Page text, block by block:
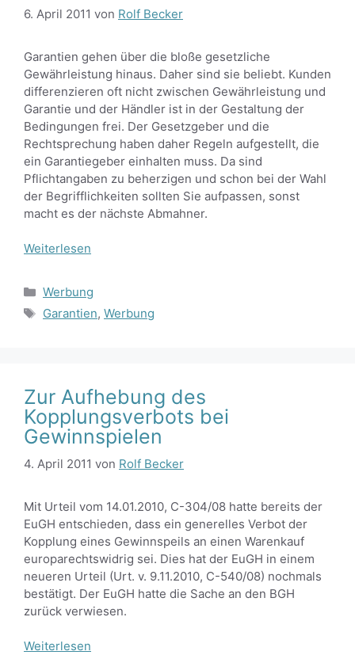
6. April 2011 von Rolf Becker
Garantien gehen über die bloße gesetzliche
Gewährleistung hinaus. Daher sind sie beliebt. Kunden
differenzieren oft nicht zwischen Gewährleistung und
Garantie und der Händler ist in der Gestaltung der
Bedingungen frei. Der Gesetzgeber und die
Rechtsprechung haben daher Regeln aufgestellt, die
ein Garantiegeber einhalten muss. Da sind
Pflichtangaben zu beherzigen und schon bei der Wahl
der Begrifflichkeiten sollten Sie aufpassen, sonst
macht es der nächste Abmahner.
Weiterlesen
Kategorien
Werbung
Schlagwörter
Garantien, Werbung
Zur Aufhebung des
Kopplungsverbots bei
Gewinnspielen
4. April 2011 von Rolf Becker
Mit Urteil vom 14.01.2010, C-304/08 hatte bereits der
EuGH entschieden, dass ein generelles Verbot der
Kopplung eines Gewinnspeils an einen Warenkauf
europarechtswidrig sei. Dies hat der EuGH in einem
neueren Urteil (Urt. v. 9.11.2010, C-540/08) nochmals
bestätigt. Der EuGH hatte die Sache an den BGH
zurück verwiesen.
Weiterlesen